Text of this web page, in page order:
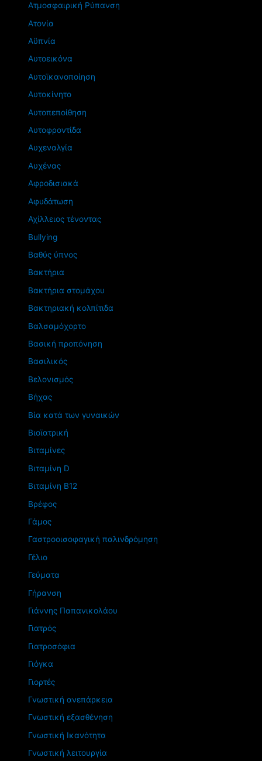
Ατμοσφαιρική Ρύπανση
Ατονία
Αϋπνία
Αυτοεικόνα
Αυτοϊκανοποίηση
Αυτοκίνητο
Αυτοπεποίθηση
Αυτοφροντίδα
Αυχεναλγία
Αυχένας
Αφροδισιακά
Αφυδάτωση
Αχίλλειος τένοντας
Βullying
Βαθύς ύπνος
Βακτήρια
Βακτήρια στομάχου
Βακτηριακή κολπίτιδα
Βαλσαμόχορτο
Βασική προπόνηση
Βασιλικός
Βελονισμός
Βήχας
Βία κατά των γυναικών
Βιοϊατρική
Βιταμίνες
Βιταμίνη D
Βιταμίνη Β12
Βρέφος
Γάμος
Γαστροοισοφαγική παλινδρόμηση
Γέλιο
Γεύματα
Γήρανση
Γιάννης Παπανικολάου
Γιατρός
Γιατροσόφια
Γιόγκα
Γιορτές
Γνωστική ανεπάρκεια
Γνωστική εξασθένηση
Γνωστική Ικανότητα
Γνωστική λειτουργία